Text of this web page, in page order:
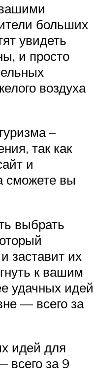
больших
увидеть
и просто
воздуха
–
так как
и
сможете вы
выбрать
заставит их
к вашим
удачных идей
— всего за
идей для
всего за 9